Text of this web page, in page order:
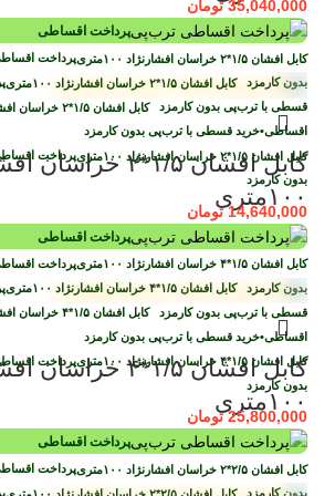
35,040,000 تومان
پرداخت اقساطی
پرداخت
بدون کارمزد
قسطی با ترب‌پی بدون کارمزد
اقساطی•خرید قسطی با ترب‌پی بدون کارمزد
پرداخت
بدون کارمزد
کابل افشان ۱/۵*۲
۱۰۰متری
14,640,000 تومان
پرداخت اقساطی
پرداخت
بدون کارمزد
قسطی با ترب‌پی بدون کارمزد
اقساطی•خرید قسطی با ترب‌پی بدون کارمزد
پرداخت
بدون کارمزد
کابل افشان ۱/۵*۴
۱۰۰متری
25,800,000 تومان
پرداخت اقساطی
پرداخت
بدون کارمزد